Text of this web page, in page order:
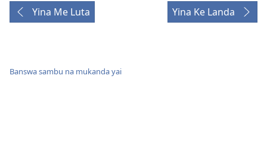
Yina Me Luta Yina Ke Landa
Banswa sambu na mukanda yai